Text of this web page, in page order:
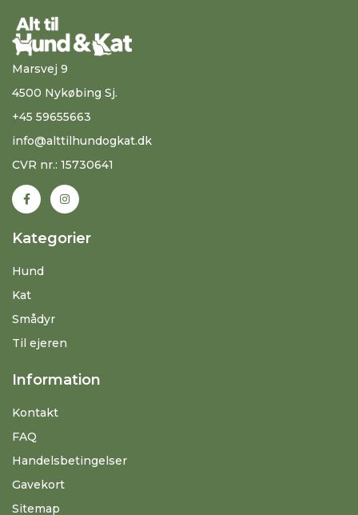
Marsvej 9
4500 Nykøbing Sj.
+45 59655663
info@alttilhundogkat.dk
CVR nr.: 15730641
Kategorier
Hund
Kat
Smådyr
Til ejeren
Information
Kontakt
FAQ
Handelsbetingelser
Gavekort
Sitemap